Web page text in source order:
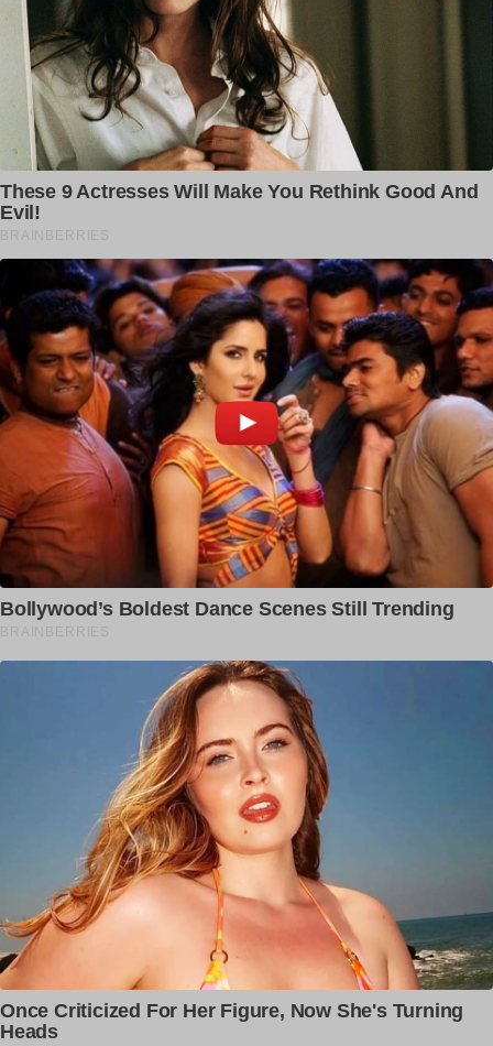
Previous article
ਪਿੰਡ ਦਾ ਦੌਰਾ ਕਰਨ ਆਏ ‘ਆਪ’ MLA
ਨਾਲ ਸਿੱਧਾ ਹੋਇਆ ‘ਬਾਪੂ
Next article
ਹਾਏ ਵੇਂ ਰੱਬਾ ਹੁਣ ਕੀ ਹੋਊ ਪੰਜਾਬ ਦੇ ਇਸ
ਇਲਾਕੇ ਦੇ ਟੁੱਟੇ Flood Gate
Sompal Singh
RELATED ARTICLES
ਜੱਸੀ ਗਿੱਲ ਦੇ ਚਾਚਾ ਨੇ ਦਸਿਆ ਮਾਤਾ ਜੀ ਦੇ ਜਾਨ
ਤੋਂ...
dailypunjab
ਕਦੇ Canada ਚ ਪੜ੍ਹਦੀ ਸੀ ਇਹ ਭੈਣ ਅੱਜ
ਮਾੜੇ ਹਾਲਾਤ
dailypunjab
ਗੋਰੇ ਨੇ ਪੰਜਾਬਣ ਦੇ ਕਰਤੇ ਟੋ.ਟੇ ! London ਦੇ
ਮਕਾਨ ਵਿਚ...